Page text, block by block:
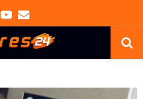
Youtube
Email